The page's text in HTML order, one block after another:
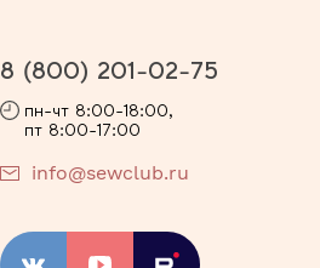
8 (800) 201-02-75
пн-чт 8:00-18:00,
пт 8:00-17:00
info@sewclub.ru